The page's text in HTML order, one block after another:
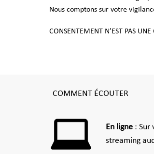
Nous comptons sur votre
CONSENTEMENT N’EST PAS
COMMENT ÉCOUTER
En ligne : Sur
streaming